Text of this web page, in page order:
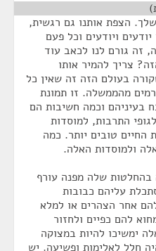
הצפת אותנו גם רגשית,
ויודעים וכל פעם
זה גורם לנו לכאב עוד
צריך להמיר אותו
בעולם הזה זה שאין כל
מהממשלה. זו תמונת
בעיניהם וכמה חשיבות הם
התרבות, למוסדות
החיים טובים יותר. כמה
ולמוסדות האלה.
שלה מפנה עורף
עליהם כבובות
אחר הצהרים או למלא
להם כפיים ולחזור
ימשיכו להיות במצוקה
חלל לאלימות ופשיעה. יש